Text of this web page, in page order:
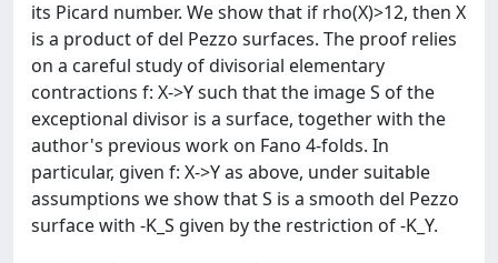
its Picard number. We show that if rho(X)>12, then X
is a product of del Pezzo surfaces. The proof relies
on a careful study of divisorial elementary
contractions f: X->Y such that the image S of the
exceptional divisor is a surface, together with the
author's previous work on Fano 4-folds. In
particular, given f: X->Y as above, under suitable
assumptions we show that S is a smooth del Pezzo
surface with -K_S given by the restriction of -K_Y.